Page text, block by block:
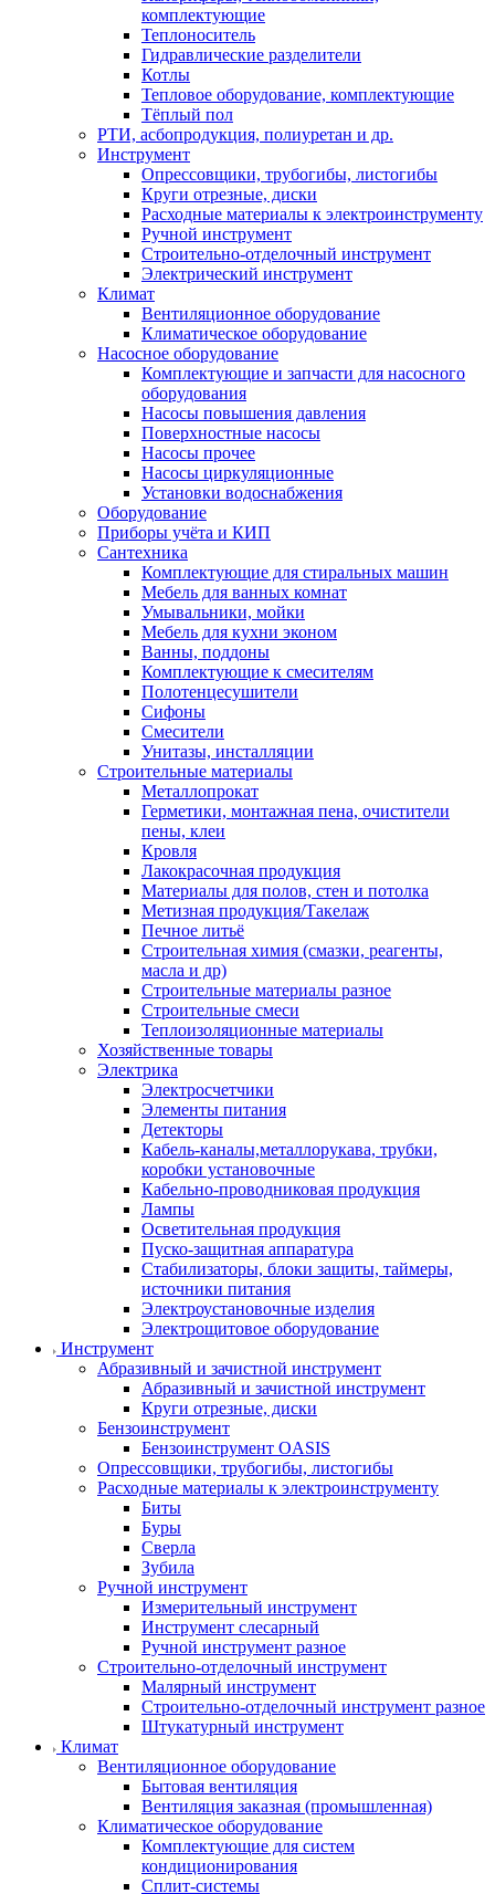
комплектующие
Теплоноситель
Гидравлические разделители
Котлы
Тепловое оборудование, комплектующие
Тёплый пол
РТИ, асбопродукция, полиуретан и др.
Инструмент
Опрессовщики, трубогибы, листогибы
Круги отрезные, диски
Расходные материалы к электроинструменту
Ручной инструмент
Строительно-отделочный инструмент
Электрический инструмент
Климат
Вентиляционное оборудование
Климатическое оборудование
Насосное оборудование
Комплектующие и запчасти для насосного
оборудования
Насосы повышения давления
Поверхностные насосы
Насосы прочее
Насосы циркуляционные
Установки водоснабжения
Оборудование
Приборы учёта и КИП
Сантехника
Комплектующие для стиральных машин
Мебель для ванных комнат
Умывальники, мойки
Мебель для кухни эконом
Ванны, поддоны
Комплектующие к смесителям
Полотенцесушители
Сифоны
Смесители
Унитазы, инсталляции
Строительные материалы
Металлопрокат
Герметики, монтажная пена, очистители
пены, клеи
Кровля
Лакокрасочная продукция
Материалы для полов, стен и потолка
Метизная продукция/Такелаж
Печное литьё
Строительная химия (смазки, реагенты,
масла и др)
Строительные материалы разное
Строительные смеси
Теплоизоляционные материалы
Хозяйственные товары
Электрика
Электросчетчики
Элементы питания
Детекторы
Кабель-каналы,металлорукава, трубки,
коробки установочные
Кабельно-проводниковая продукция
Лампы
Осветительная продукция
Пуско-защитная аппаратура
Стабилизаторы, блоки защиты, таймеры,
источники питания
Электроустановочные изделия
Электрощитовое оборудование
Инструмент
Абразивный и зачистной инструмент
Абразивный и зачистной инструмент
Круги отрезные, диски
Бензоинструмент
Бензоинструмент OASIS
Опрессовщики, трубогибы, листогибы
Расходные материалы к электроинструменту
Биты
Буры
Сверла
Зубила
Ручной инструмент
Измерительный инструмент
Инструмент слесарный
Ручной инструмент разное
Строительно-отделочный инструмент
Малярный инструмент
Строительно-отделочный инструмент разное
Штукатурный инструмент
Климат
Вентиляционное оборудование
Бытовая вентиляция
Вентиляция заказная (промышленная)
Климатическое оборудование
Комплектующие для систем
кондиционирования
Сплит-системы